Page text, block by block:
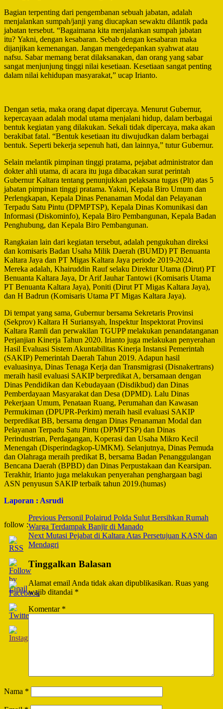
Bagian terpenting dari pengembanan sebuah jabatan, adalah
menjalankan sumpah/janji yang diucapkan sewaktu dilantik pada
jabatan tersebut. “Bagaimana kita menjalankan sumpah jabatan
itu? Yakni, dengan kesabaran. Sebab dengan kesabaran maka
dijanjikan kemenangan. Jangan mengedepankan syahwat atau
nafsu. Sabar memang berat dilaksanakan, dan orang yang sabar
sangat menjunjung tinggi nilai kesetiaan. Kesetiaan sangat penting
dalam nilai kehidupan masyarakat,” ucap Irianto.
Dengan setia, maka orang dapat dipercaya. Menurut Gubernur,
kepercayaan adalah modal utama menjalani hidup, dalam berbagai
bentuk kegiatan yang dilakukan. Sekali tidak dipercaya, maka akan
berakibat fatal. “Bentuk kesetiaan itu diwujudkan dalam berbagai
bentuk. Seperti bekerja sepenuh hati, dan lainnya,” tutur Gubernur.
Selain melantik pimpinan tinggi pratama, pejabat administrator dan
dokter ahli utama, di acara itu juga dibacakan surat perintah
Gubernur Kaltara tentang penunjukkan pelaksana tugas (Plt) atas 5
jabatan pimpinan tinggi pratama. Yakni, Kepala Biro Umum dan
Perlengkapan, Kepala Dinas Penanaman Modal dan Pelayanan
Terpadu Satu Pintu (DPMPTSP), Kepala Dinas Komunikasi dan
Informasi (Diskominfo), Kepala Biro Pembangunan, Kepala Badan
Penghubung, dan Kepala Biro Pembangunan.
Rangkaian lain dari kegiatan tersebut, adalah pengukuhan direksi
dan komisaris Badan Usaha Milik Daerah (BUMD) PT Benuanta
Kaltara Jaya dan PT Migas Kaltara Jaya periode 2019-2024.
Mereka adalah, Khairuddin Rauf selaku Direktur Utama (Dirut) PT
Benuanta Kaltara Jaya, Dr Arif Jauhar Tantowi (Komisaris Utama
PT Benuanta Kaltara Jaya), Poniti (Dirut PT Migas Kaltara Jaya),
dan H Badrun (Komisaris Utama PT Migas Kaltara Jaya).
Di tempat yang sama, Gubernur bersama Sekretaris Provinsi
(Sekprov) Kaltara H Suriansyah, Inspektur Inspektorat Provinsi
Kaltara Ramli dan perwakilan TGUPP melakukan penandatanganan
Perjanjian Kinerja Tahun 2020. Irianto juga melakukan penyerahan
Hasil Evaluasi Sistem Akuntabilitas Kinerja Instansi Pemerintah
(SAKIP) Pemerintah Daerah Tahun 2019. Adapun hasil
evaluasinya, Dinas Tenaga Kerja dan Transmigrasi (Disnakertrans)
meraih hasil evaluasi SAKIP berpredikat A, bersamaan dengan
Dinas Pendidikan dan Kebudayaan (Disdikbud) dan Dinas
Pemberdayaan Masyarakat dan Desa (DPMD). Lalu Dinas
Pekerjaan Umum, Penataan Ruang, Perumahan dan Kawasan
Permukiman (DPUPR-Perkim) meraih hasil evaluasi SAKIP
berpredikat BB, bersama dengan Dinas Penanaman Modal dan
Pelayanan Terpadu Satu Pintu (DPMPTSP) dan Dinas
Perindustrian, Perdagangan, Koperasi dan Usaha Mikro Kecil
Menengah (Disperindagkop-UMKM). Selanjutnya, Dinas Pemuda
dan Olahraga meraih predikat B, bersama Badan Penanggulangan
Bencana Daerah (BPBD) dan Dinas Perpustakaan dan Kearsipan.
Terakhir, Irianto juga melakukan penyerahan penghargaan bagi
ASN penyusun SAKIP terbaik tahun 2019.(humas)
Laporan : Asrudi
follow :
Post
Navigation
Previous Personil Polairud Polda Sulut Bersihkan Rumah
Warga Terdampak Banjir di Manado
Next Mutasi Pejabat di Kaltara Atas Persetujuan KASN dan
Mendagri
Tinggalkan Balasan
Alamat email Anda tidak akan dipublikasikan. Ruas yang
wajib ditandai *
Komentar *
Nama *